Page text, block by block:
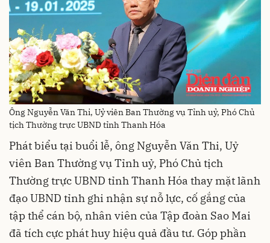
Ông Nguyễn Văn Thi, Uỷ viên Ban Thường vụ Tỉnh uỷ, Phó Chủ
tịch Thường trực UBND tỉnh Thanh Hóa
Phát biểu tại buổi lễ, ông Nguyễn Văn Thi, Uỷ
viên Ban Thường vụ Tỉnh uỷ, Phó Chủ tịch
Thường trực UBND tỉnh Thanh Hóa thay mặt lãnh
đạo UBND tỉnh ghi nhận sự nỗ lực, cố gắng của
tập thể cán bộ, nhân viên của Tập đoàn Sao Mai
đã tích cực phát huy hiệu quả đầu tư. Góp phần